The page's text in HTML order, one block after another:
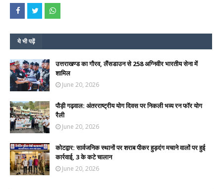
ये भी पढ़ें
उत्तराखण्ड का गौरव, लैंसडाउन से 258 अग्निवीर भारतीय सेना में
शामिल
June 20, 2026
पौड़ी गढ़वाल: अंतरराष्ट्रीय योग दिवस पर निकली भव्य रन फॉर योग
रैली
June 20, 2026
कोटद्वार: सार्वजनिक स्थानों पर शराब पीकर हुड़दंग मचाने वालों पर हुई
कार्रवाई, 3 के कटे चालान
June 20, 2026